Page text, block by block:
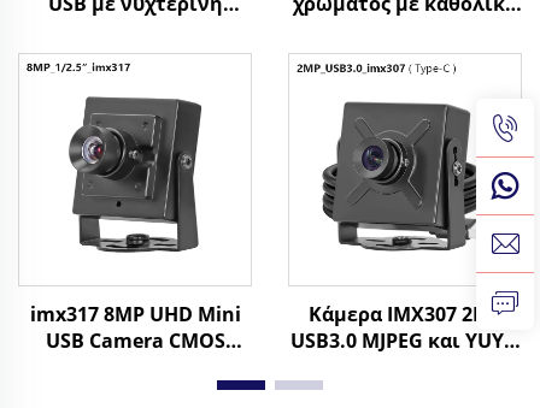
1080P, WDR, μικρή
αναγνώριση
προσώπου,
βιομηχανικός έλεγχος
1080 90fps 720 120fps
UVC Μονάδα κάμερας
Mini
imx317 8MP UHD Mini
USB Camera CMOS
Play κάμερα ασφαλείας
Κάμερα IMX307 2MP
USB3.0 MJPEG και YUY2,
60FPS 1080P, webcam